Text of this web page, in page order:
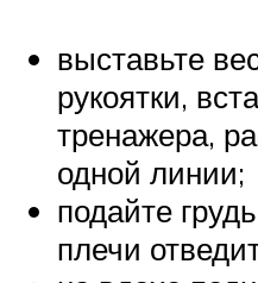
выставьте
рукоятки,
тренажера,
одной линии;
подайте
плечи